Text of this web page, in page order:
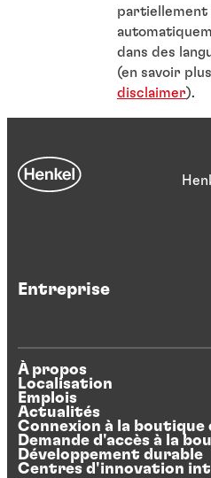
dans des
(en savoir plus
disclaimer).
Entreprise
À propos
Localisation
Emplois
Actualités
Connexion à la boutique
Demande d'accès à la
Développement durable
Centres d'innovation